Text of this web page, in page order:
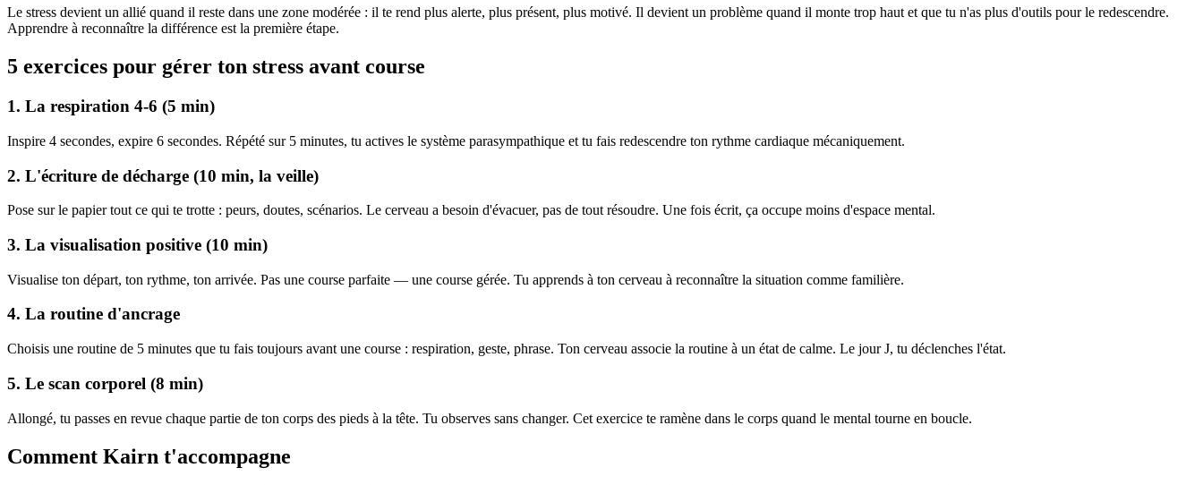
Le stress devient un allié quand il reste dans une zone modérée : il te rend plus alerte, plus présent, plus motivé. Il devient un problème quand il monte trop haut et que tu n'as plus d'outils pour le redescendre.
Apprendre à reconnaître la différence est la première étape.
5 exercices pour gérer ton stress avant course
1. La respiration 4-6 (5 min)
Inspire 4 secondes, expire 6 secondes. Répété sur 5 minutes, tu actives le système parasympathique et tu fais redescendre ton rythme cardiaque mécaniquement.
2. L'écriture de décharge (10 min, la veille)
Pose sur le papier tout ce qui te trotte : peurs, doutes, scénarios. Le cerveau a besoin d'évacuer, pas de tout résoudre. Une fois écrit, ça occupe moins d'espace mental.
3. La visualisation positive (10 min)
Visualise ton départ, ton rythme, ton arrivée. Pas une course parfaite — une course gérée. Tu apprends à ton cerveau à reconnaître la situation comme familière.
4. La routine d'ancrage
Choisis une routine de 5 minutes que tu fais toujours avant une course : respiration, geste, phrase. Ton cerveau associe la routine à un état de calme. Le jour J, tu déclenches l'état.
5. Le scan corporel (8 min)
Allongé, tu passes en revue chaque partie de ton corps des pieds à la tête. Tu observes sans changer. Cet exercice te ramène dans le corps quand le mental tourne en boucle.
Comment Kairn t'accompagne